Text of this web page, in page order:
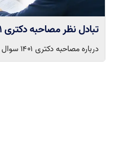
تبادل نظر مصاحبه دکتری ۱۴۰۱ چیه؟
درباره مصاحبه دکتری ۱۴۰۱ سوال بپرسید تا دیگران برای تبادل نظر به آن پاسخ دهند